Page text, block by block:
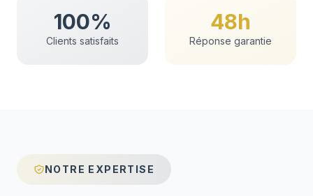
100%
Clients satisfaits
48h
Réponse garantie
NOTRE EXPERTISE